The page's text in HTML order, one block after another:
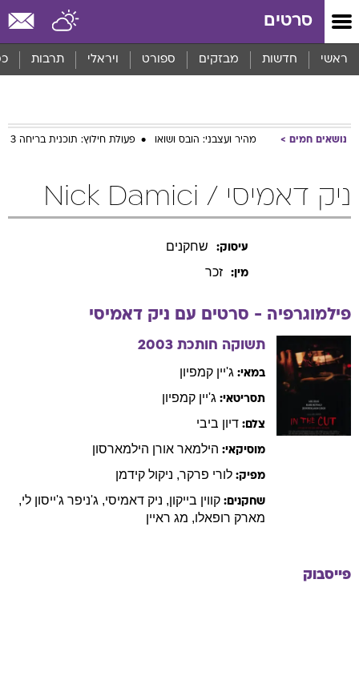
סרטים
ראשי חדשות מבזקים ספורט ויראלי תרבות
נושאים חמים מהיר ועצבני: הובס ושואו פעולת חילוץ: תוכנית בריחה 3
ניק דאמיסי / Nick Damici
עיסוק: שחקנים
מין: זכר
פילמוגרפיה - סרטים עם ניק דאמיסי
תשוקה חותכת 2003
במאי: ג'יין קמפיון
תסריטאי: ג'יין קמפיון
צלם: דיון ביבי
מוסיקאי: הילמאר אורן הילמארסון
מפיק: לורי פרקר, ניקול קידמן
שחקנים: קווין בייקון, ניק דאמיסי, ג'ניפר ג'ייסון לי,
מארק רופאלו, מג ראיין
פייסבוק